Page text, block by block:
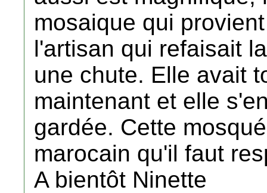
mosaique qui
l'artisan qui refaisait
une chute. Elle avait
maintenant et elle
gardée. Cette
marocain qu'il faut
A bientôt Ninette